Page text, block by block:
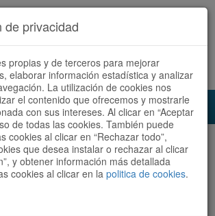
ahora Español | Català
rutas
Ordenar por:Más recientes
de privacidad
propias y de terceros para mejorar
elaborar información estadística y analizar
La utilización de cookies nos
el contenido que ofrecemos y mostrarle
con sus intereses. Al clicar en “Aceptar
de todas las cookies. También puede
cookies al clicar en “Rechazar todo”,
que desea instalar o rechazar al clicar
y obtener información más detallada
cookies al clicar en la politica de cookies.